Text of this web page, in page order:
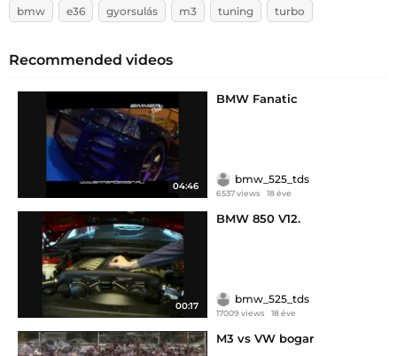
bmw
e36 gyorsulás m3 tuning turbo
Recommended videos
04:46
BMW Fanatic
bmw_525_tds
6537 views 18 éve
00:17
BMW 850 V12.
bmw_525_tds
17009 views 18 éve
M3 vs VW bogar